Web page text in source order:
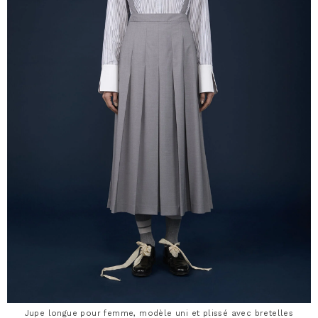
Jupe longue pour femme, modèle uni et plissé avec bretelles